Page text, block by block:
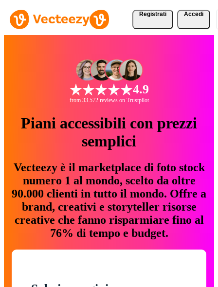
Registrati Accedi
4.9
from 33.572 reviews on Trustpilot
Piani accessibili con prezzi
semplici
Vecteezy è il marketplace di foto stock
numero 1 al mondo, scelto da oltre
90.000 clienti in tutto il mondo. Offre a
brand, creativi e storyteller risorse
creative che fanno risparmiare fino al
76% di tempo e budget.